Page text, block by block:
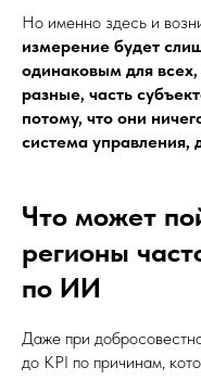
Но именно здесь и
измерение будет
одинаковым для всех,
разные, часть
потому, что они
система управления,
Что может
регионы
по ИИ
Даже при
до KPI по причинам,